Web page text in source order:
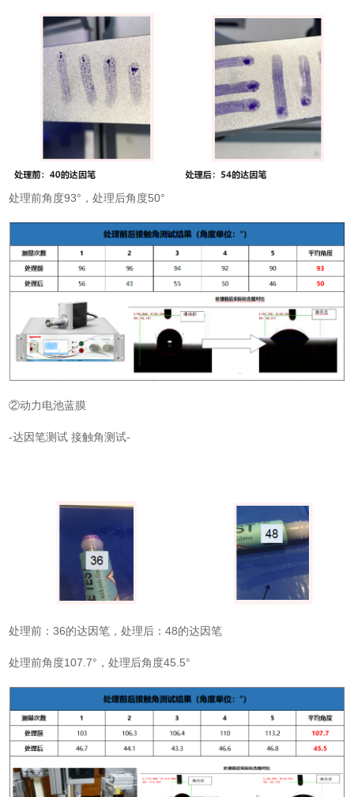
处理前角度93°，处理后角度50°
②动力电池蓝膜
-达因笔测试 接触角测试-
处理前：36的达因笔，处理后：48的达因笔
处理前角度107.7°，处理后角度45.5°